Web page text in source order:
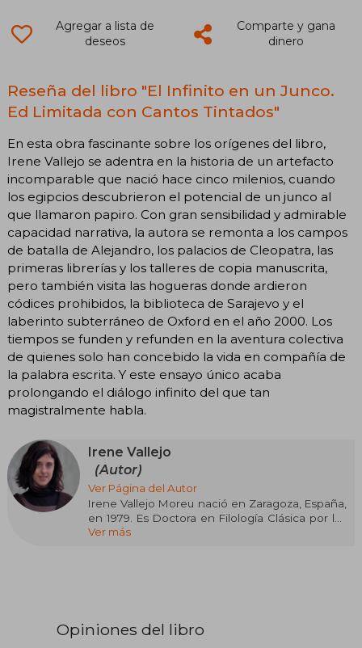
Agregar a lista de
deseos
Comparte y gana
dinero
Reseña del libro "El Infinito en un Junco.
Ed Limitada con Cantos Tintados"
En esta obra fascinante sobre los orígenes del libro,
Irene Vallejo se adentra en la historia de un artefacto
incomparable que nació hace cinco milenios, cuando
los egipcios descubrieron el potencial de un junco al
que llamaron papiro. Con gran sensibilidad y admirable
capacidad narrativa, la autora se remonta a los campos
de batalla de Alejandro, los palacios de Cleopatra, las
primeras librerías y los talleres de copia manuscrita,
pero también visita las hogueras donde ardieron
códices prohibidos, la biblioteca de Sarajevo y el
laberinto subterráneo de Oxford en el año 2000. Los
tiempos se funden y refunden en la aventura colectiva
de quienes solo han concebido la vida en compañía de
la palabra escrita. Y este ensayo único acaba
prolongando el diálogo infinito del que tan
magistralmente habla.
Irene Vallejo
(Autor)
Ver Página del Autor
Irene Vallejo Moreu nació en Zaragoza, España,
en 1979. Es Doctora en Filología Clásica por las
universidades de Zaragoza y Florencia. Colabora
aragonesas Hablarán de nosotras, de 2016.
Ver más
Opiniones del libro